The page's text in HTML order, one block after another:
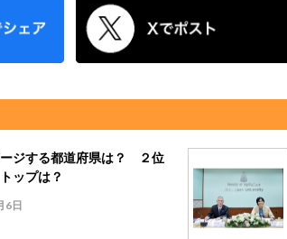
ジする都道府県は？ ２位
ップは？
6日